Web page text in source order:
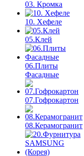
03. Кромка
10. Хефеле
05.Клей
06.Плиты
Фасадные
07.Гофрокартон
08.Керамогранит